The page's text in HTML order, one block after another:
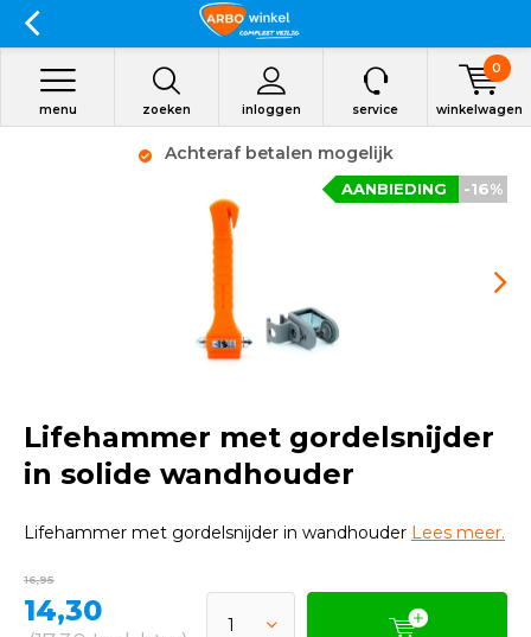
zoeken inloggen
menu service winkelwagen
0
Achteraf betalen mogelijk
-16%
AANBIEDING
Lifehammer met gordelsnijder
in solide wandhouder
Lifehammer met gordelsnijder in wandhouder Lees meer.
16,95
14,30